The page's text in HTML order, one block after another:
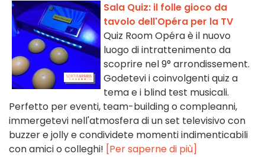
Sala Quiz: il folle gioco da
tavolo dell'Opéra per la TV
Quiz Room Opéra è il nuovo
luogo di intrattenimento da
scoprire nel 9° arrondissement.
Godetevi i coinvolgenti quiz a
tema e i blind test musicali.
Perfetto per eventi, team-building o compleanni,
immergetevi nell'atmosfera di un set televisivo con
buzzer e jolly e condividete momenti indimenticabili
con amici o colleghi! [Per saperne di più]